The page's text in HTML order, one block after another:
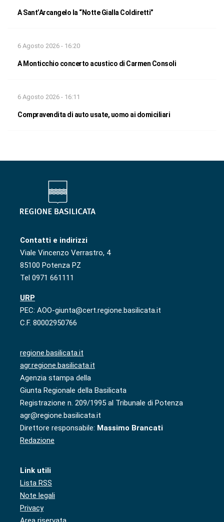
A Sant’Arcangelo la “Notte Gialla Coldiretti”
6 Agosto 2026 - 16:20
A Monticchio concerto acustico di Carmen Consoli
6 Agosto 2026 - 16:11
Compravendita di auto usate, uomo ai domiciliari
Contatti e indirizzi
Viale Vincenzo Verrastro, 4
85100 Potenza PZ
Tel 0971 661111
URP
PEC: AOO-giunta@cert.regione.basilicata.it
C.F. 80002950766
regione.basilicata.it
agr.regione.basilicata.it
Agenzia stampa della
Giunta Regionale della Basilicata
Registrazione n. 209/1995 al Tribunale di Potenza
agr@regione.basilicata.it
Direttore responsabile: Massimo Brancati
Redazione
Link utili
Lista RSS
Note legali
Privacy